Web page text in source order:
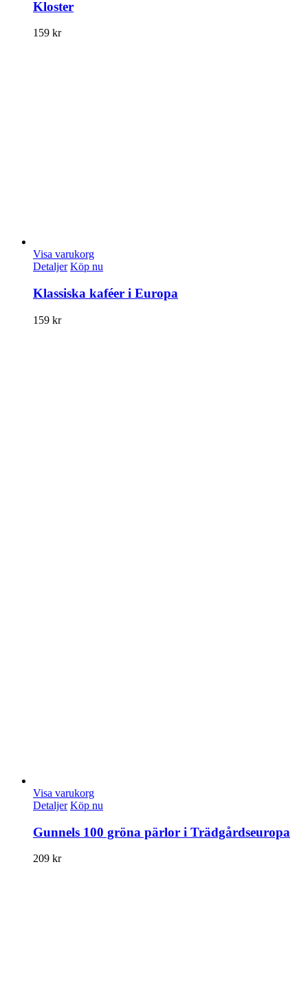
Kloster
159 kr
Visa varukorg
Detaljer Köp nu
Klassiska kaféer i Europa
159 kr
Visa varukorg
Detaljer Köp nu
Gunnels 100 gröna pärlor i Trädgårdseuropa
209 kr